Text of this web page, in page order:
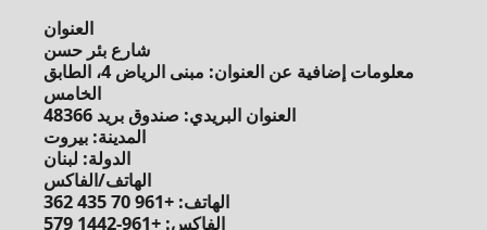
العنوان
شارع بئر حسن
معلومات إضافية عن العنوان: مبنى الرياض 4، الطابق
الخامس
العنوان البريدي: صندوق بريد 48366
المدينة: بيروت
الدولة: لبنان
الهاتف/الفاكس
الهاتف: +961 70 435 362
الفاكس: +961-1442 579